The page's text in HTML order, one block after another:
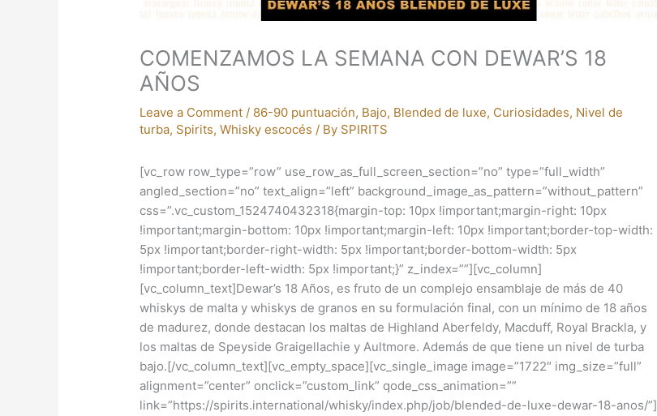
COMENZAMOS LA SEMANA CON DEWAR’S 18
AÑOS
Leave a Comment / 86-90 puntuación, Bajo, Blended de luxe, Curiosidades, Nivel de
turba, Spirits,Whisky escocés / By SPIRITS
[vc_row row_type=”row” use_row_as_full_screen_section=”no” type=”full_width”
angled_section=”no” text_align=”left” background_image_as_pattern=”without_pattern”
css=”.vc_custom_1524740432318{margin-top: 10px !important;margin-right: 10px
!important;margin-bottom: 10px !important;margin-left: 10px !important;border-top-width:
5px !important;border-right-width: 5px !important;border-bottom-width: 5px
!important;border-left-width: 5px !important;}” z_index=””][vc_column]
[vc_column_text]Dewar’s 18 Años, es fruto de un complejo ensamblaje de más de 40
whiskys de malta y whiskys de granos en su formulación final, con un mínimo de 18 años
de madurez, donde destacan los maltas de Highland Aberfeldy, Macduff, Royal Brackla, y
los maltas de Speyside Graigellachie y Aultmore. Además de que tiene un nivel de turba
bajo.[/vc_column_text][vc_empty_space][vc_single_image image=”1722″ img_size=”full”
alignment=”center” onclick=”custom_link” qode_css_animation=””
link=”https://spirits.international/whisky/index.php/job/blended-de-luxe-dewar-18-anos/”]